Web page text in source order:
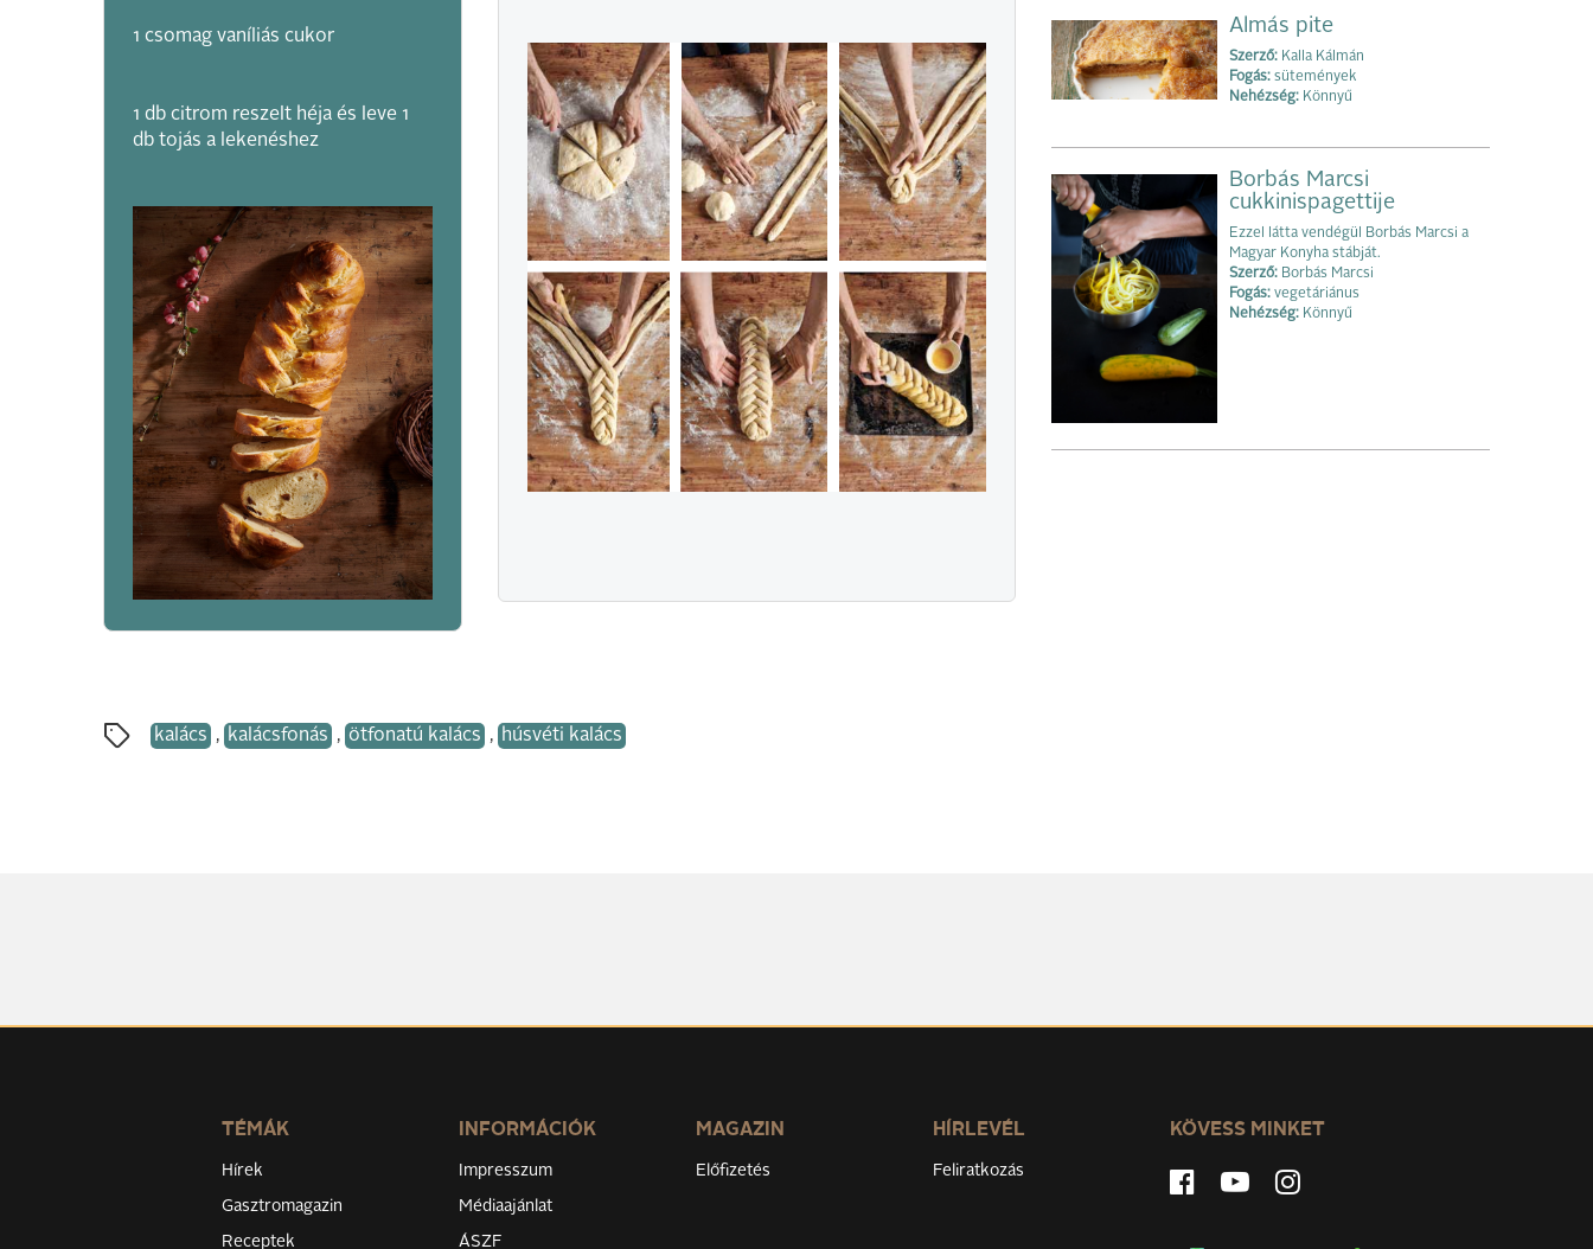
1 csomag vaníliás cukor
1 db citrom reszelt héja és leve 1
db tojás a lekenéshez
kalács , kalácsfonás , ötfonatú kalács , húsvéti kalács
Almás pite
Szerző: Kalla Kálmán
Fogás: sütemények
Nehézség: Könnyű
Borbás Marcsi
cukkinispagettije
Ezzel látta vendégül Borbás Marcsi a
Magyar Konyha stábját.
Szerző: Borbás Marcsi
Fogás: vegetáriánus
Nehézség: Könnyű
TÉMÁK
Hírek
Gasztromagazin
Receptek
INFORMÁCIÓK
Impresszum
Médiaajánlat
ÁSZF
MAGAZIN
Előfizetés
HÍRLEVÉL
Feliratkozás
KÖVESS MINKET